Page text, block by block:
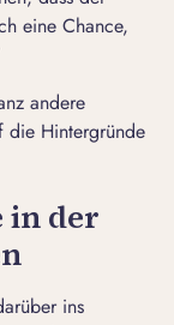
eine Chance,
andere
die Hintergründe
in der
ins